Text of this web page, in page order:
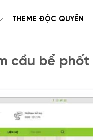
THEME ĐỘC QUYỀN
cầu bể phốt